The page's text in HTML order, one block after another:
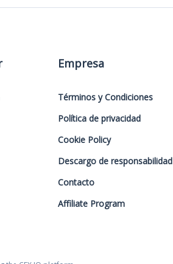
Empresa
Términos y Condiciones
Política de privacidad
Cookie Policy
Descargo de responsabilidad
Contacto
Affiliate Program